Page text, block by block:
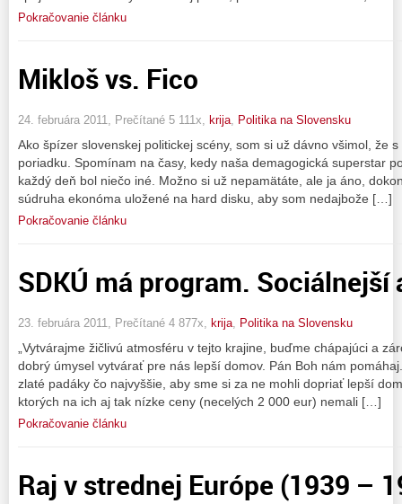
Pokračovanie článku
Mikloš vs. Fico
24. februára 2011, Prečítané 5 111x, krija Politika na Slovensku
Ako špízer slovenskej politickej scény, som si už dávno všimol, že
poriadku. Spomínam na časy, kedy naša demagogická superstar
každý deň bol niečo iné. Možno si už nepamätáte, ale ja áno,
súdruha ekonóma uložené na hard disku, aby som nedajbože […]
Pokračovanie článku
SDKÚ má program.
23. februára 2011, Prečítané 4 877x, krija Politika na Slovensku
„Vytvárajme žičlivú atmosféru v tejto krajine, buďme chápajúci a
dobrý úmysel vytvárať pre nás lepší domov. Pán Boh nám
zlaté padáky čo najvyššie, aby sme si za ne mohli dopriať lepší
ktorých na ich aj tak nízke ceny (necelých 2 000 eur) nemali […]
Pokračovanie článku
Raj v strednej Európe (1939 –